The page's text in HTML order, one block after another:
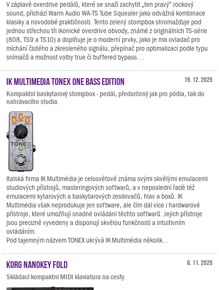
V záplavě overdrive pedálů, které se snaží zachytit „ten pravý“ rockový
sound, přichází Warm Audio WA-TS Tube Squealer jako odvážná kombinace
klasiky a novodobé praktičnosti. Tento zelený stompbox shromažďuje pod
jednou střechou tři ikonické overdrive obvody, známé z originálních TS-série
(808, TS9 a TS10) a doplňuje je o moderní prvky, jako je mix ovladač pro
míchání čistého a zkresleného signálu, přepínač pro optimalizaci podle typu
snímačů a možnost volby true či buffered bypass....
19. 12. 2025
IK Multimedia TONEX ONE Bass Edition
Kompaktní baskytarový stompbox - pedál, předurčený jak pro pódia, tak do
nahrávacího studia.
Italská firma IK Multimédia je celosvětově známa svými skvělými emulacemi
studiových přístrojů, masteringových softwarů, a v neposlední řadě též
emulacemi kytarových a baskytarových zesilovačů, hlav a boxů. IK
Multimédia však neprodukuje jen software, ale čím dál více i hardwarové
přístroje, které umožňují snadné ovládání těchto softwarů. Jejich přístroje
jsou precizně vyvedeny a disponují skvělou funkčností a intuitivním
ovládáním.
Pod tajemným názvem TONEX ukrývá IK Multimédia několik...
6. 11. 2025
KORG nanoKEY Fold
Skládací kompaktní MIDI klaviatura na cesty.